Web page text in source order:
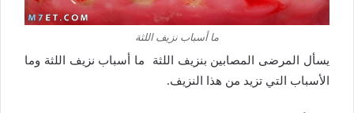
ما أسباب نزيف اللثة
يسأل المرضى المصابين بنزيف اللثة ما أسباب نزيف اللثة وما
الأسباب التي تزيد من هذا النزيف.